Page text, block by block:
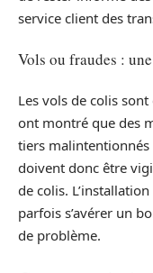
service client des
Vols ou fraudes :
Les vols de colis
ont montré que des
tiers malintentionnés
doivent donc être
de colis.
parfois s’avérer un
de problème.